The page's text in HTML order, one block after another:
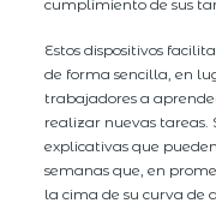
cumplimiento de sus
Estos dispositivos
de forma sencilla, en
trabajadores a
realizar nuevas
explicativas que
semanas que, en
la cima de su curva de